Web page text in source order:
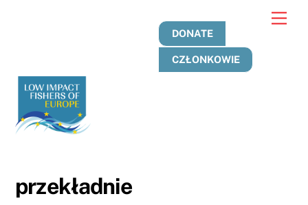
DONATE
CZŁONKOWIE
przekładnie